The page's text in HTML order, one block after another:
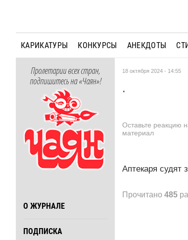
КАРИКАТУРЫ КОНКУРСЫ АНЕКДОТЫ
Пролетарии всех стран,
подпишитесь на «Чаян»!
О ЖУРНАЛЕ
ПОДПИСКА
18 октября 2024 - 14:55
.
Оставьте реакцию
материал
Аптекаря судят
Прочитано 485